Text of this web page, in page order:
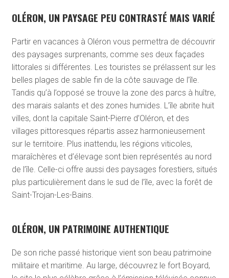
OLÉRON, UN PAYSAGE PEU CONTRASTÉ MAIS VARIÉ
Partir en vacances à Oléron vous permettra de découvrir
des paysages surprenants, comme ses deux façades
littorales si différentes. Les touristes se prélassent sur les
belles plages de sable fin de la côte sauvage de l’île.
Tandis qu’à l’opposé se trouve la zone des parcs à huître,
des marais salants et des zones humides. L’île abrite huit
villes, dont la capitale Saint-Pierre d’Oléron, et des
villages pittoresques répartis assez harmonieusement
sur le territoire. Plus inattendu, les régions viticoles,
maraîchères et d’élevage sont bien représentés au nord
de l’île. Celle-ci offre aussi des paysages forestiers, situés
plus particulièrement dans le sud de l’île, avec la forêt de
Saint-Trojan-Les-Bains.
OLÉRON, UN PATRIMOINE AUTHENTIQUE
De son riche passé historique vient son beau patrimoine
militaire et maritime. Au large, découvrez le fort Boyard,